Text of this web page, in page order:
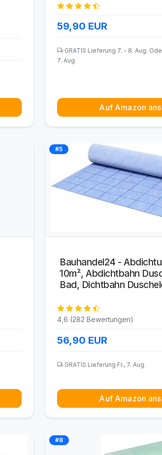
59,90 EUR
GRATIS Lieferung 7. - 8. Aug.
7. Aug.
Auf Amazon
#5
Bauhandel24 -
10m², Abdichtbahn
Bad, Dichtbahn
4,6 (282 Bewertungen)
56,90 EUR
GRATIS Lieferung Fr., 7. Aug.
Auf Amazon
#8